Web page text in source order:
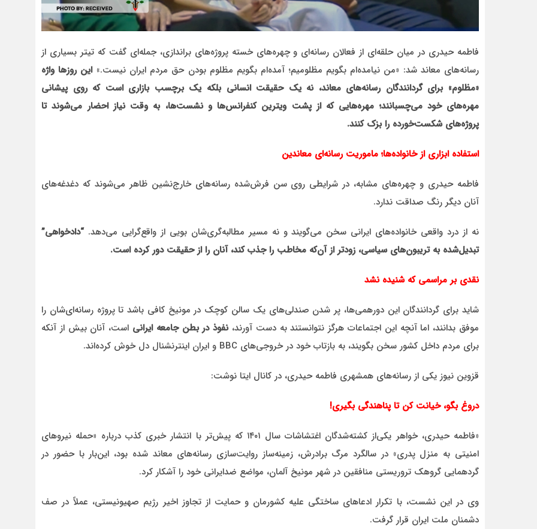
فاطمه حیدری در میان حلقه‌ای از فعالان رسانه‌ای و چهره‌های خسته پروژه‌های براندازی، جمله‌ای گفت که تیتر بسیاری از
رسانه‌های معاند شد: «من نیامده‌ام بگویم مظلومیم؛ آمده‌ام بگویم مظلوم بودن حق مردم ایران نیست.»این روزها واژه
«مظلوم» برای گردانندگان رسانه‌های معاند، نه یک حقیقت انسانی بلکه یک برچسب بازاری است که روی پیشانی
مهره‌های خود می‌چسبانند؛ مهره‌هایی که از پشت ویترین کنفرانس‌ها و نشست‌ها، به وقت نیاز احضار می‌شوند تا
پروژه‌های شکست‌خورده را بزک کنند.
استفاده ابزاری از خانواده‌ها؛ ماموریت رسانه‌ای معاندین
فاطمه حیدری و چهره‌های مشابه، در شرایطی روی سن فرش‌شده رسانه‌های خارج‌نشین ظاهر می‌شوند که دغدغه‌های
آنان دیگر رنگ صداقت ندارد.
نه از درد واقعی خانواده‌های ایرانی سخن می‌گویند و نه مسیر مطالبه‌گری‌شان بویی از واقع‌گرایی می‌دهد.“دادخواهی”
تبدیل‌شده به تریبون‌های سیاسی، زودتر از آن‌که مخاطب را جذب کند، آنان را از حقیقت دور کرده است.
نقدی بر مراسمی که شنیده نشد
شاید برای گردانندگان این دورهمی‌ها، پر شدن صندلی‌های یک سالن کوچک در مونیخ کافی باشد تا پروژه رسانه‌ای‌شان را
موفق بدانند، اما آنچه این اجتماعات هرگز نتوانستند به دست آورند،نفوذ در بطن جامعه ایرانی است، آنان بیش از آنکه
برای مردم داخل کشور سخن بگویند، به بازتاب خود در خروجی‌های BBC و ایران اینترنشنال دل خوش کرده‌اند.
قزوین نیوز یکی از رسانه‌های همشهری فاطمه حیدری، در کانال ایتا نوشت:
دروغ بگو، خیانت کن تا پناهندگی بگیری!
«فاطمه حیدری، خواهر یکی‌از کشته‌شدگان اغتشاشات سال ۱۴۰۱ که پیش‌تر با انتشار خبری کذب درباره «حمله نیروهای
امنیتی به منزل پدری‌» در سالگرد مرگ برادرش، زمینه‌ساز روایت‌سازی رسانه‌های معاند شده بود، این‌بار با حضور در
گردهمایی گروهک تروریستی منافقین در شهر مونیخ آلمان، مواضع ضدایرانی خود را آشکار کرد.
وی در این نشست، با تکرار ادعاهای ساختگی علیه کشورمان و حمایت از تجاوز اخیر رژیم صهیونیستی، عملاً در صف
دشمنان ملت ایران قرار گرفت.